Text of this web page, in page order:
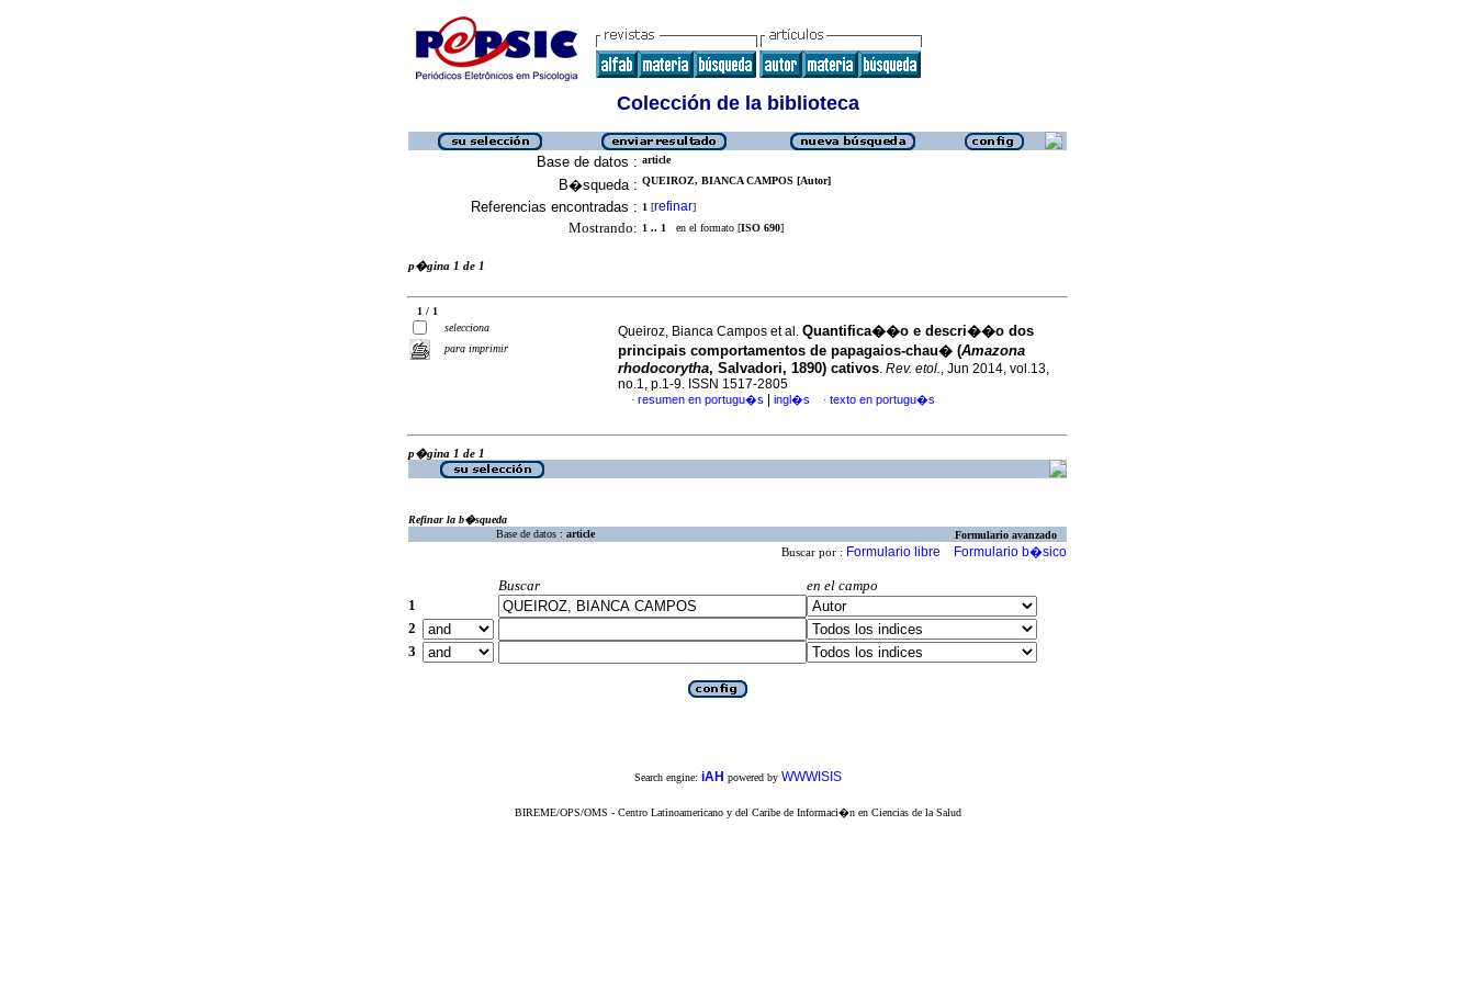
Colección de la biblioteca
Base de datos : article
B�squeda : QUEIROZ, BIANCA CAMPOS [Autor]
Referencias encontradas : 1 [refinar]
Mostrando: 1 .. 1 en el formato [ISO 690]
p�gina 1 de 1
1 / 1
selecciona
para imprimir
Queiroz, Bianca Campos et al. Quantifica��o e descri��o dos
principais comportamentos de papagaios-chau� (Amazona
rhodocorytha, Salvadori, 1890) cativos. Rev. etol., Jun 2014, vol.13,
no.1, p.1-9. ISSN 1517-2805
· resumen en portugu�s ingl�s · texto en portugu�s
p�gina 1 de 1
Refinar la b�squeda
Base de datos : article Formulario avanzado
Buscar por : Formulario libre Formulario b�sico
Buscar
en el campo
1
2
3
Search engine: iAH powered by WWWISIS
BIREME/OPS/OMS - Centro Latinoamericano y del Caribe de Informaci�n en Ciencias de la Salud